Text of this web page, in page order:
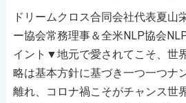
ドリームクロス合同会社代表夏山
ー協会常務理事＆全米NLP協会
イント▼地元で愛されてこそ、世
略は基本方針に基づき一つ一つナ
離れ、コロナ禍こそがチャンス世